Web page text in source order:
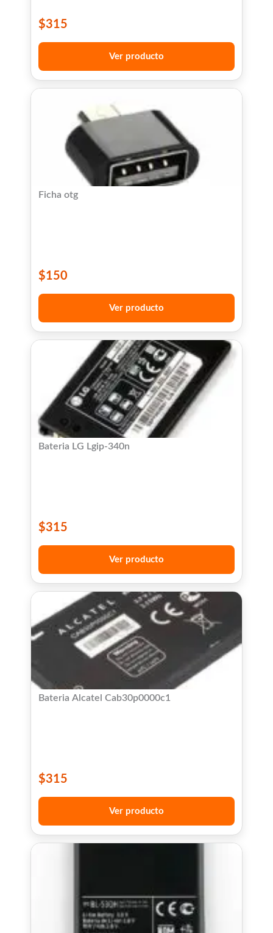
$315
Ver producto
Ficha otg
$150
Ver producto
Bateria LG Lgip-340n
$315
Ver producto
Bateria Alcatel Cab30p0000c1
$315
Ver producto